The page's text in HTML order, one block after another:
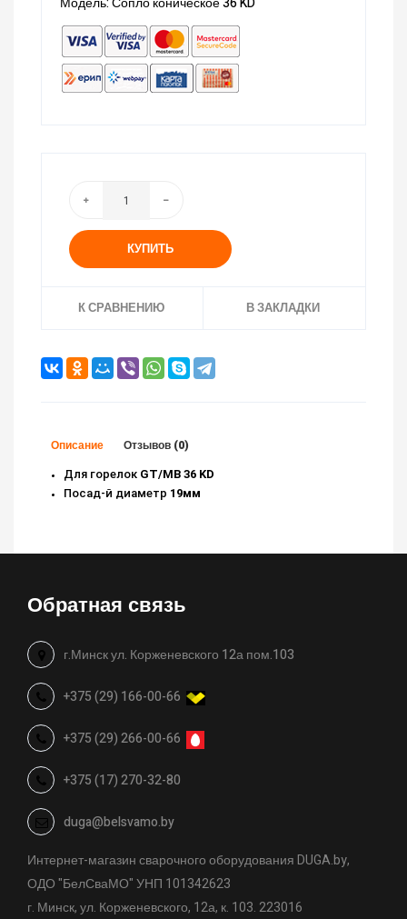
КУПИТЬ
К СРАВНЕНИЮ В ЗАКЛАДКИ
Описание Отзывов (0)
Для горелок GT/MB 36 KD
Посад-й диаметр 19мм
Обратная связь
г.Минск ул. Корженевского 12а пом.103
+375 (29) 166-00-66
+375 (29) 266-00-66
+375 (17) 270-32-80
duga@belsvamo.by
Интернет-магазин сварочного оборудования DUGA.by,
ОДО "БелСваМО" УНП 101342623
г. Минск, ул. Корженевского, 12а, к. 103. 223016